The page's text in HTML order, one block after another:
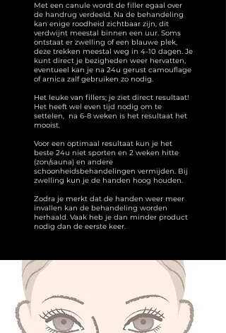
Met een canule wordt de filler egaal over
de handrug verdeeld. Na de behandeling
kan enige roodheid zichtbaar zijn, dit
verdwijnt meestal binnen een uur. Soms
ontstaat er zwelling of een blauwe plek,
deze trekken meestal weg in 4-10 dagen. Je
kunt direct je bezigheden weer hervatten,
eventueel kan je na 24u gerust camouflage
of arnica zalf gebruiken zo nodig.
Het leuke van fillers; je ziet direct resultaat!
Het heeft wel even tijd nodig om te
settelen, na 6-8 weken is het resultaat het
mooist.
Voor een optimaal resultaat kun je het
beste 24u niet sporten en 2 weken hitte
(zon/sauna) en andere
schoonheidsbehandelingen vermijden. Bij
zwelling kun je de handen hoog houden.
Zodra je merkt dat de handen weer meer
invallen kan de behandeling worden
herhaald. Vaak heb je dan minder product
nodig dan de eerste keer.